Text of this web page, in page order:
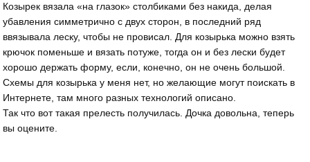
Козырек вязала «на глазок» столбиками без накида, делая
убавления симметрично с двух сторон, в последний ряд
ввязывала леску, чтобы не провисал. Для козырька можно взять
крючок поменьше и вязать потуже, тогда он и без лески будет
хорошо держать форму, если, конечно, он не очень большой.
Схемы для козырька у меня нет, но желающие могут поискать в
Интернете, там много разных технологий описано.
Так что вот такая прелесть получилась. Дочка довольна, теперь
вы оцените.